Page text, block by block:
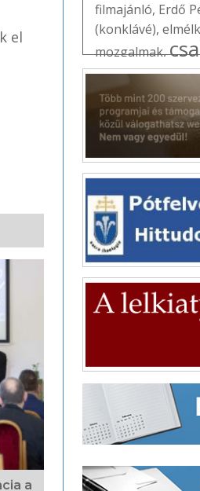
el
a
filmajánló, Erdő
(konklávé),
mozgalmak,